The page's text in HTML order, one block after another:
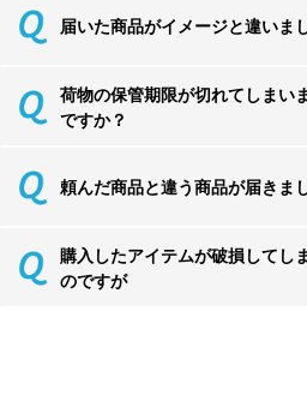
届いた商品がイメージと違いま
荷物の保管期限が切れてしまい
ですか？
頼んだ商品と違う商品が届きま
購入したアイテムが破損してし
のですが